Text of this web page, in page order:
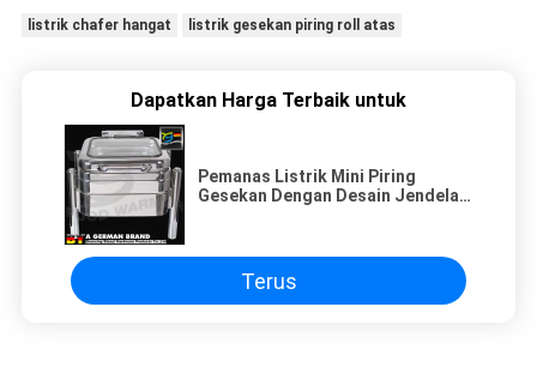
listrik chafer hangat listrik gesekan piring roll atas
Dapatkan Harga Terbaik untuk
Pemanas Listrik Mini Piring
Gesekan Dengan Desain Jendela
Terus